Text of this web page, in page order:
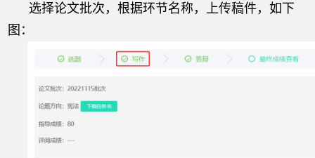
选择论文批次，根据环节名称，上传稿件，如下
图：